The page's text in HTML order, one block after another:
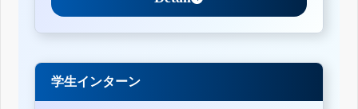
学生インターン